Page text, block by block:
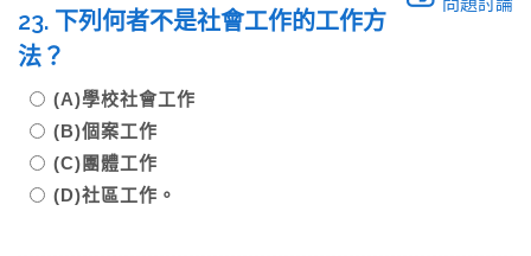
23. 下列何者不是社會工作的工作方
法？
(A)學校社會工作
(B)個案工作
(C)團體工作
(D)社區工作。